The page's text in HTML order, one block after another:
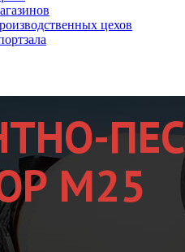
цехов
М25